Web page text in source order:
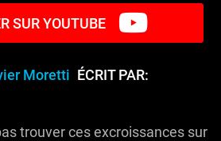
SUR YOUTUBE
Moretti
ÉCRIT PAR:
trouver ces excroissances sur